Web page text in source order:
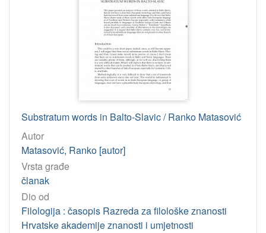
Substratum words in Balto-Slavic / Ranko Matasović
Autor
Matasović, Ranko [autor]
Vrsta građe
članak
Dio od
Filologija : časopis Razreda za filološke znanosti
Hrvatske akademije znanosti i umjetnosti